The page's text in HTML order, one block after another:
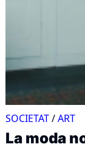
SOCIETAT/ART
La moda